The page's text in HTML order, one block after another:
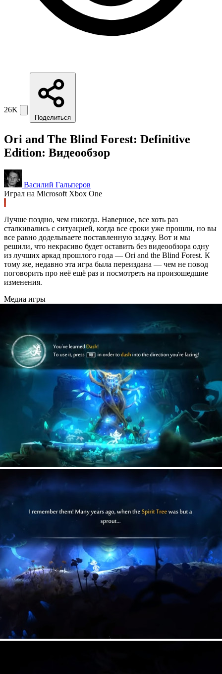
26K
Поделиться
Ori and The Blind Forest: Definitive
Edition: Видеообзор
Василий Гальперов
Играл на Microsoft Xbox One
Лучше поздно, чем никогда. Наверное, все хоть раз
сталкивались с ситуацией, когда все сроки уже прошли, но вы
все равно доделываете поставленную задачу. Вот и мы
решили, что некрасиво будет оставить без видеообзора одну
из лучших аркад прошлого года — Ori and the Blind Forest. К
тому же, недавно эта игра была переиздана — чем не повод
поговорить про неё ещё раз и посмотреть на произошедшие
изменения.
Медиа игры